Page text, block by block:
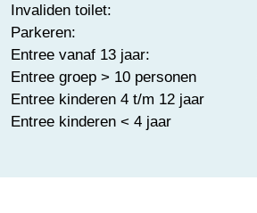
Invaliden toilet:
Parkeren:
Entree vanaf 13 jaar:
Entree groep > 10 personen
Entree kinderen 4 t/m 12 jaar
Entree kinderen < 4 jaar